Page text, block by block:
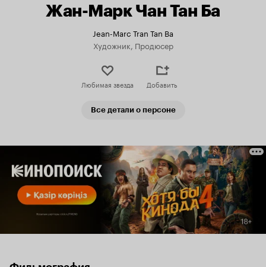
Жан-Марк Чан Тан Ба
Jean-Marc Tran Tan Ba
Художник, Продюсер
Любимая звезда Добавить
Все детали о персоне